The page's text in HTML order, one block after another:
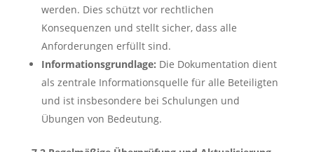
werden. Dies schützt vor rechtlichen
Konsequenzen und stellt sicher, dass alle
Anforderungen erfüllt sind.
Informationsgrundlage: Die Dokumentation dient
als zentrale Informationsquelle für alle Beteiligten
und ist insbesondere bei Schulungen und
Übungen von Bedeutung.